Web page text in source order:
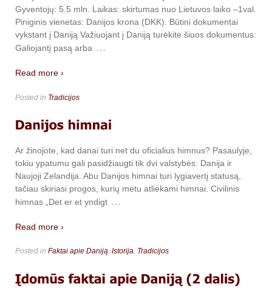
Gyventojų: 5.5 mln. Laikas: skirtumas nuo Lietuvos laiko –1val.
Piniginis vienetas: Danijos krona (DKK). Būtini dokumentai
vykstant į Daniją Važiuojant į Daniją turėkite šiuos dokumentus:
Galiojantį pasą arba …
Read more ›
Posted in Tradicijos
Ar žinojote, kad danai turi net du oficialius himnus? Pasaulyje,
tokiu ypatumu gali pasidžiaugti tik dvi valstybės: Danija ir
Naujoji Zelandija. Abu Danijos himnai turi lygiavertį statusą,
tačiau skiriasi progos, kurių metu atliekami himnai. Civilinis
himnas „Det er et yndigt …
Read more ›
Posted in Faktai apie Daniją, Istorija, Tradicijos